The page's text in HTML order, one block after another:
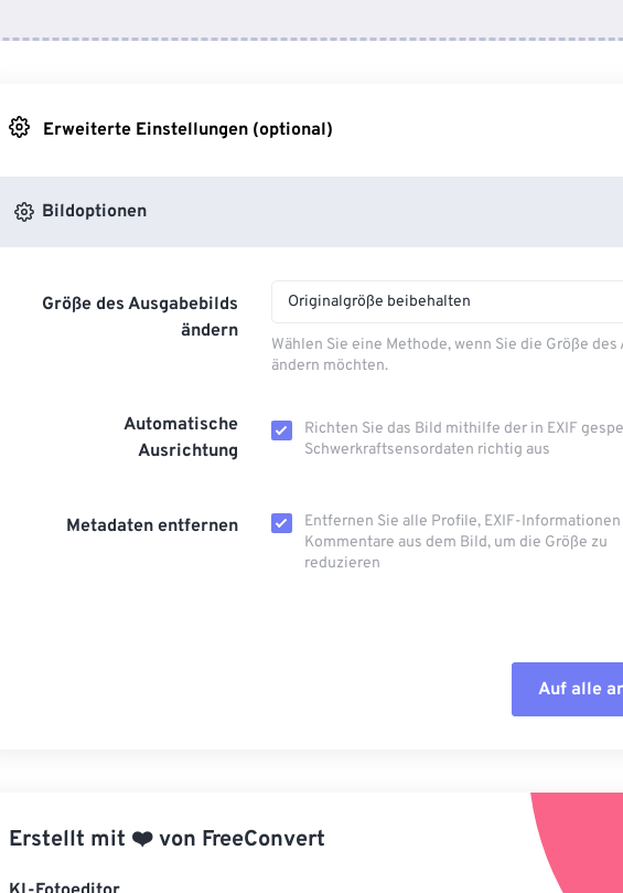
Erweiterte Einstellungen (optional)
Bildoptionen
Größe des Ausgabebilds
ändern
Originalgröße beibehalten
Wählen Sie eine Methode, wenn Sie die Größe
ändern möchten.
Automatische
Ausrichtung
Richten Sie das Bild mithilfe der in EXIF
Schwerkraftsensordaten richtig aus
Metadaten entfernen
Entfernen Sie alle Profile, EXIF-Informationen
Kommentare aus dem Bild, um die Größe zu
reduzieren
Auf alle
Aus Vorgabe
Als Vorgabe
Erstellt mit ❤️von FreeConvert